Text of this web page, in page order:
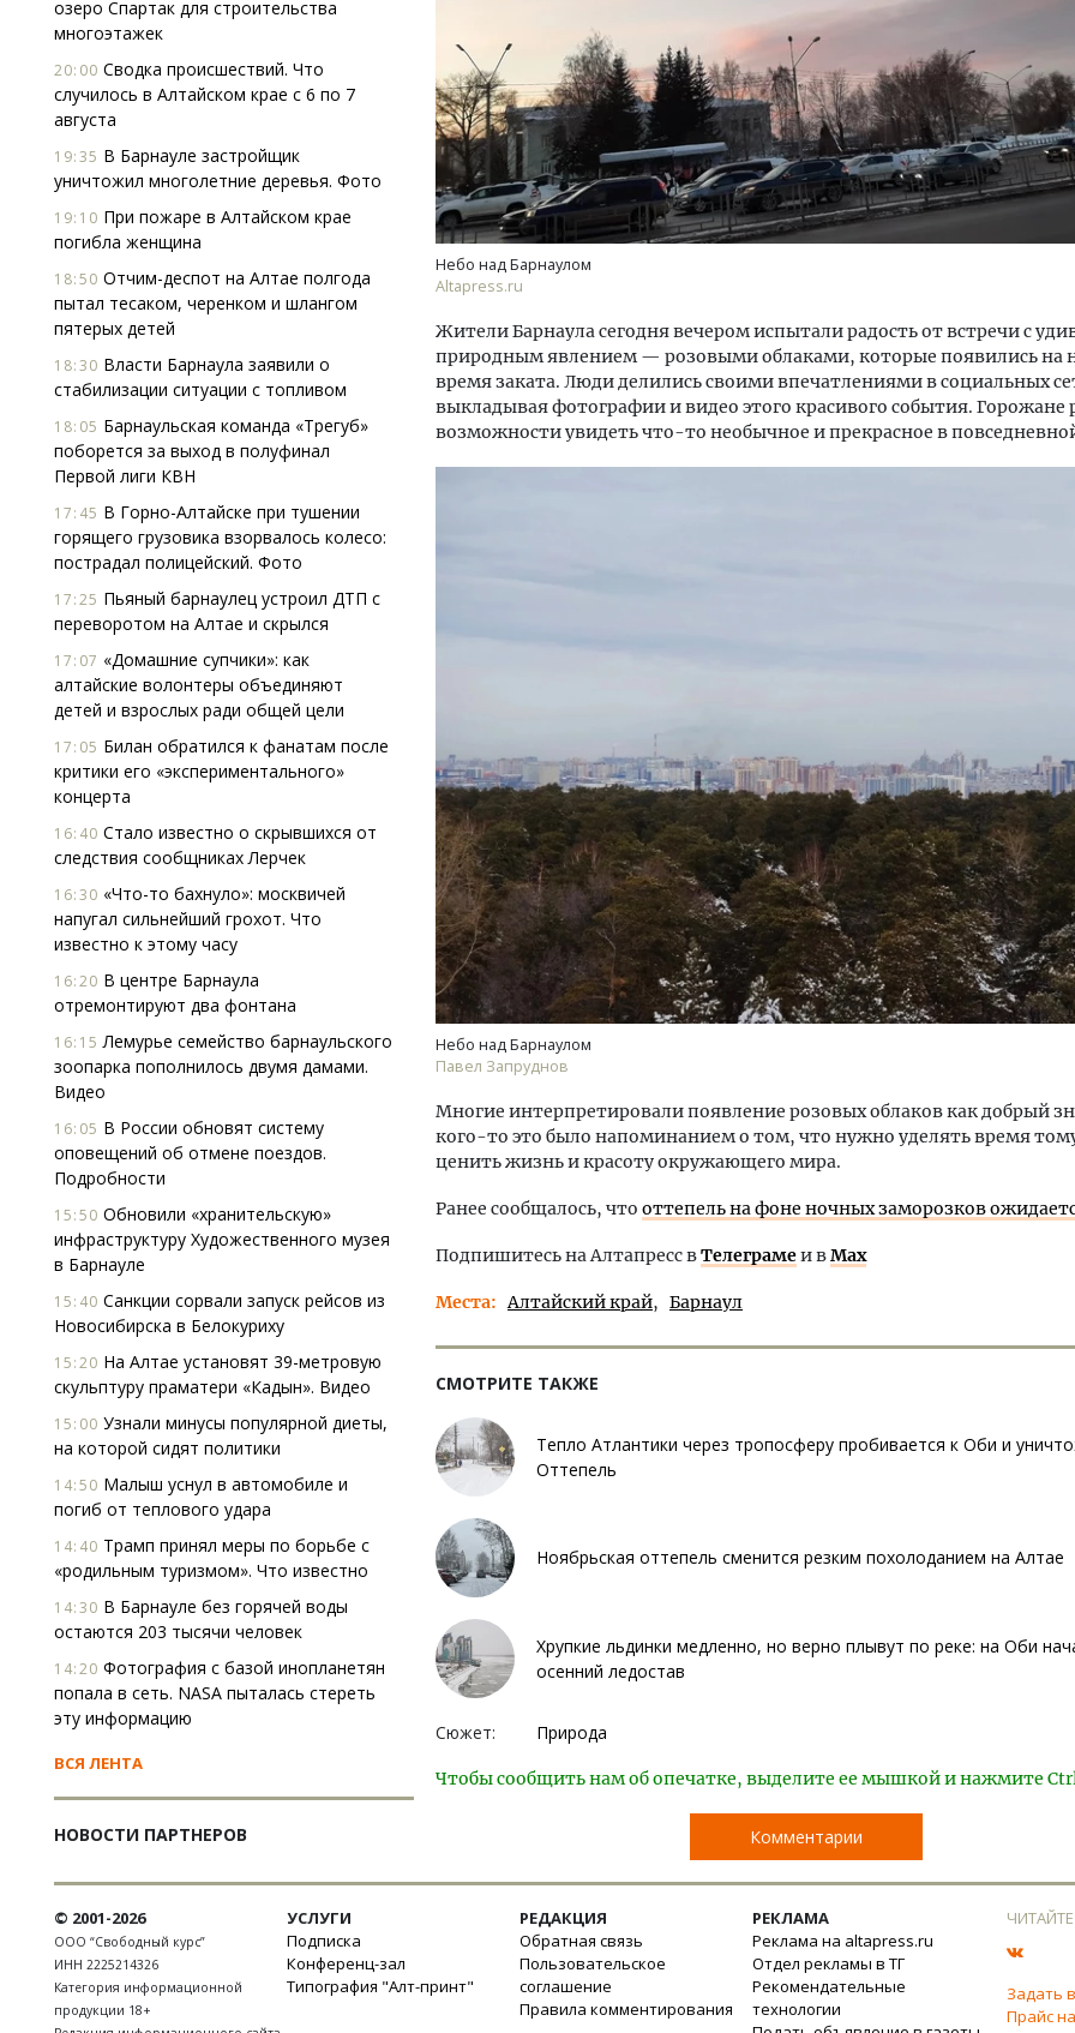
озеро Спартак для строительства
многоэтажек
20:00 Сводка происшествий. Что
случилось в Алтайском крае с 6 по 7
августа
19:35 В Барнауле застройщик
уничтожил многолетние деревья. Фото
19:10 При пожаре в Алтайском крае
погибла женщина
18:50 Отчим-деспот на Алтае полгода
пытал тесаком, черенком и шлангом
пятерых детей
18:30 Власти Барнаула заявили о
стабилизации ситуации с топливом
18:05 Барнаульская команда «Трегуб»
поборется за выход в полуфинал
Первой лиги КВН
17:45 В Горно-Алтайске при тушении
горящего грузовика взорвалось колесо:
пострадал полицейский. Фото
17:25 Пьяный барнаулец устроил ДТП с
переворотом на Алтае и скрылся
17:07 «Домашние супчики»: как
алтайские волонтеры объединяют
детей и взрослых ради общей цели
17:05 Билан обратился к фанатам после
критики его «экспериментального»
концерта
16:40 Стало известно о скрывшихся от
следствия сообщниках Лерчек
16:30 «Что-то бахнуло»: москвичей
напугал сильнейший грохот. Что
известно к этому часу
16:20 В центре Барнаула
отремонтируют два фонтана
16:15 Лемурье семейство барнаульского
зоопарка пополнилось двумя дамами.
Видео
16:05 В России обновят систему
оповещений об отмене поездов.
Подробности
15:50 Обновили «хранительскую»
инфраструктуру Художественного музея
в Барнауле
15:40 Санкции сорвали запуск рейсов из
Новосибирска в Белокуриху
15:20 На Алтае установят 39-метровую
скульптуру праматери «Кадын». Видео
15:00 Узнали минусы популярной диеты,
на которой сидят политики
14:50 Малыш уснул в автомобиле и
погиб от теплового удара
14:40 Трамп принял меры по борьбе с
«родильным туризмом». Что известно
14:30 В Барнауле без горячей воды
остаются 203 тысячи человек
14:20 Фотография с базой инопланетян
попала в сеть. NASA пыталась стереть
эту информацию
ВСЯ ЛЕНТА
НОВОСТИ ПАРТНЕРОВ
Небо над Барнаулом
Аltapress.ru
Жители Барнаула сегодня вечером испытали радость от встречи с
природным явлением — розовыми облаками, которые появились на
время заката. Люди делились своими впечатлениями в социальных
выкладывая фотографии и видео этого красивого события. Горожане
возможности увидеть что-то необычное и прекрасное в
Небо над Барнаулом
Павел Запруднов
Многие интерпретировали появление розовых облаков как добрый
кого-то это было напоминанием о том, что нужно уделять время
ценить жизнь и красоту окружающего мира.
Ранее сообщалось, что оттепель на фоне ночных заморозков
Подпишитесь на Алтапресс вТелеграмеи вMax
Места Алтайский край Барнаул
СМОТРИТЕ ТАКЖЕ
Тепло Атлантики через тропосферу пробивается к Оби и
Оттепель
Ноябрьская оттепель сменится резким похолоданием на Алтае
Хрупкие льдинки медленно, но верно плывут по реке: на Оби
осенний ледостав
Сюжет: Природа
Чтобы сообщить нам об опечатке, выделите ее мышкой и нажмите
Комментарии
Архитектурный код начинается с
земли. Мощение крупноформатными
стандартом благоустройства
СТРОИТЕЛЬСТВО
Ищем новые берега. Гендиректор
«Жилищной инициативы» Юрий
Гатилов — о том, как девелоперу
оставаться на плаву, когда рынок
штормит
СТРОИТЕЛЬСТВО
Смелость архитектурных
Генеральный директор
ЗИАС — об эстетике
трендах в фасадах и
СТРОИТЕЛЬСТВО
© 2001-2026
ООО “Свободный курс”
ИНН 2225214326
Категория информационной
продукции 18+
УСЛУГИ
Подписка
Конференц-зал
Типография "Алт-принт"
РЕДАКЦИЯ
Обратная связь
Пользовательское
соглашение
Правила комментирования
РЕКЛАМА
Реклама на altapress.ru
Отдел рекламы в ТГ
Рекомендательные
технологии
Задать
Прайс